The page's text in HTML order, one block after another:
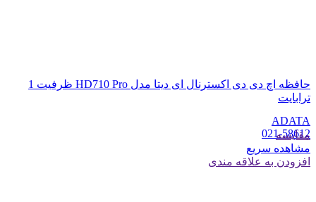
حافظه اچ دی دی اکسترنال ای دیتا مدل HD710 Pro ظرفیت 1
ترابایت
ADATA
021-58612
مقایسه
مشاهده سریع
افزودن به علاقه مندی